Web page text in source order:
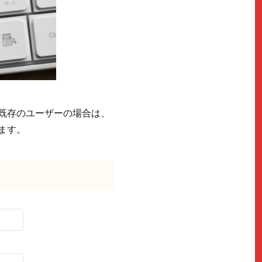
のユーザーの場合は、
。